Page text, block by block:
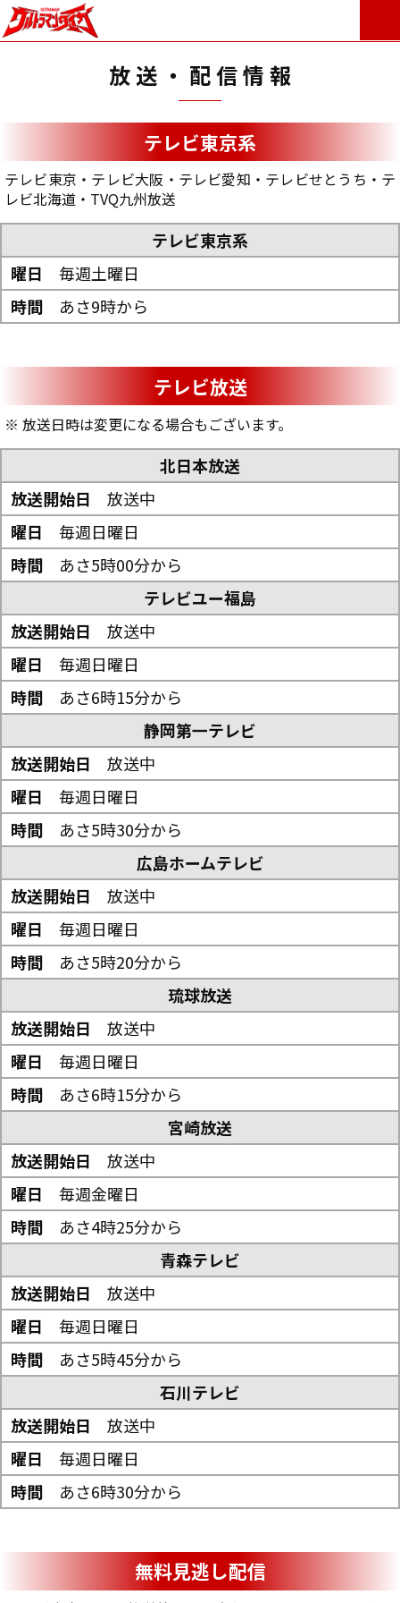
放送・配信情報
テレビ東京系
テレビ東京・テレビ大阪・テレビ愛知・テレビせとうち・テ
レビ北海道・TVQ九州放送
テレビ東京系
毎週土曜日
あさ9時から
テレビ放送
※ 放送日時は変更になる場合もございます。
北日本放送
放送中
毎週日曜日
あさ5時00分から
テレビユー福島
放送中
毎週日曜日
あさ6時15分から
静岡第一テレビ
放送中
毎週日曜日
あさ5時30分から
広島ホームテレビ
放送中
毎週日曜日
あさ5時20分から
琉球放送
放送中
毎週日曜日
あさ6時15分から
宮崎放送
放送中
毎週金曜日
あさ4時25分から
青森テレビ
放送中
毎週日曜日
あさ5時45分から
石川テレビ
放送中
毎週日曜日
あさ6時30分から
無料見逃し配信